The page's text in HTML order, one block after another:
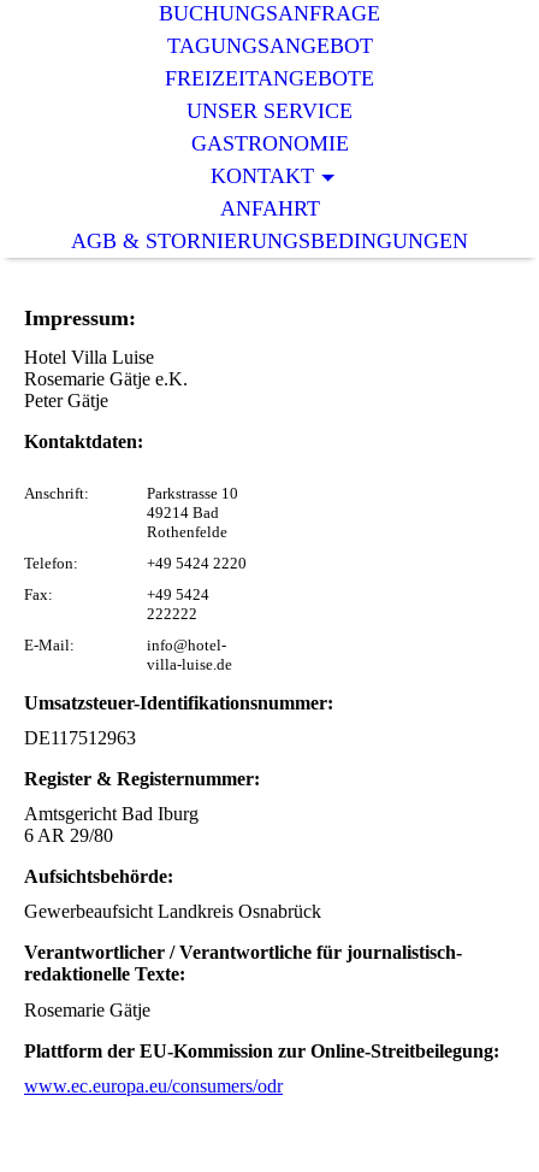
BUCHUNGSANFRAGE
TAGUNGSANGEBOT
FREIZEITANGEBOTE
UNSER SERVICE
GASTRONOMIE
KONTAKT
ANFAHRT
AGB & STORNIERUNGSBEDINGUNGEN
Impressum:
Hotel Villa Luise
Rosemarie Gätje e.K.
Peter Gätje
Kontaktdaten:
Anschrift:
Parkstrasse 10
49214 Bad
Rothenfelde
Telefon:
+49 5424 2220
Fax:
+49 5424
222222
E-Mail:
info@hotel-
villa-luise.de
Umsatzsteuer-Identifikationsnummer:
DE117512963
Register & Registernummer:
Amtsgericht Bad Iburg
6 AR 29/80
Aufsichtsbehörde:
Gewerbeaufsicht Landkreis Osnabrück
Verantwortlicher / Verantwortliche für journalistisch-
redaktionelle Texte:
Rosemarie Gätje
Plattform der EU-Kommission zur Online-Streitbeilegung:
www.ec.europa.eu/consumers/odr